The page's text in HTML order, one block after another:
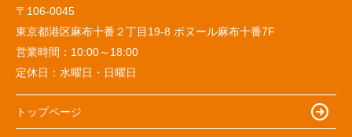
〒106-0045
東京都港区麻布十番２丁目19-8 ボヌール麻布十番7F
営業時間： 10:00～18:00
定休日： 水曜日・日曜日
トップページ